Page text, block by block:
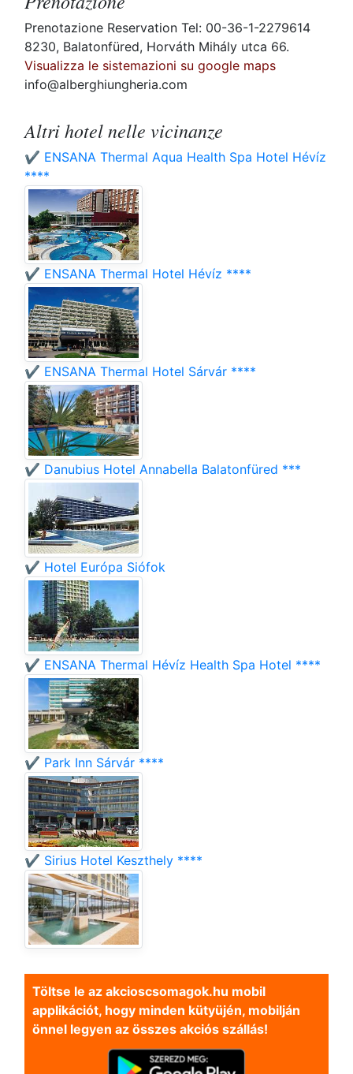
Prenotazione Reservation Tel: 00-36-1-2279614
8230, Balatonfüred, Horváth Mihály utca 66.
Visualizza le sistemazioni su google maps
info@alberghiungheria.com
Altri hotel nelle vicinanze
✔️ ENSANA Thermal Aqua Health Spa Hotel Hévíz
****
✔️ ENSANA Thermal Hotel Hévíz ****
✔️ ENSANA Thermal Hotel Sárvár ****
✔️ Danubius Hotel Annabella Balatonfüred ***
✔️ Hotel Európa Siófok
✔️ ENSANA Thermal Hévíz Health Spa Hotel ****
✔️ Park Inn Sárvár ****
✔️ Sirius Hotel Keszthely ****
Töltse le az akcioscsomagok.hu mobil
applikációt, hogy minden kütyüjén, mobilján
önnel legyen az összes akciós szállás!